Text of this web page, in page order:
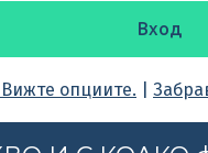
опциите.